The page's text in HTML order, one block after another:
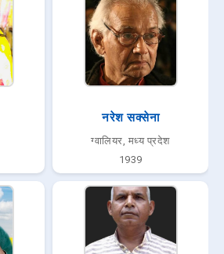
नरेश सक्सेना
ग्वालियर, मध्य प्रदेश
1939